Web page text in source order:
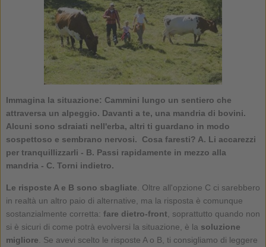
Immagina la situazione: Cammini lungo un sentiero che
attraversa un alpeggio. Davanti a te, una mandria di bovini.
Alcuni sono sdraiati nell'erba, altri ti guardano in modo
sospettoso e sembrano nervosi. Cosa faresti? A. Li accarezzi
per tranquillizzarli - B. Passi rapidamente in mezzo alla
mandria - C. Torni indietro.​
Le risposte A e B sono sbagliate . Oltre all'opzione C ci sarebbero
in realtà un altro paio di alternative, ma la risposta è comunque
sostanzialmente corretta: fare dietro-front , soprattutto quando non
si è sicuri di come potrà evolversi la situazione, è la soluzione
migliore . Se avevi scelto le risposte A o B, ti consigliamo di leggere